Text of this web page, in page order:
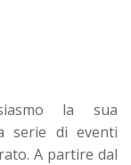
la sua
serie di eventi
A partire dal